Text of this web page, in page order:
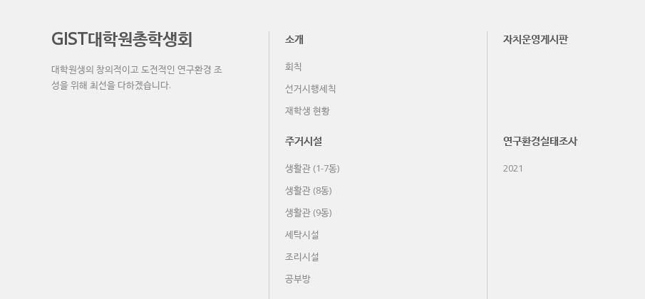
GIST대학원총학생회
대학원생의 창의적이고 도전적인 연구환경 조
성을 위해 최선을 다하겠습니다.
소개
회칙
선거시행세칙
재학생 현황
자치운영게시판
주거시설
생활관 (1-7동)
생활관 (8동)
생활관 (9동)
세탁시설
조리시설
공부방
연구환경실태조사
2021